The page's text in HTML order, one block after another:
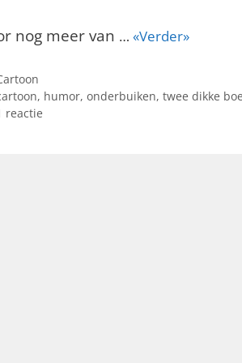
nog meer van … «Verder»
, humor, onderbuiken, twee dikke
reactie